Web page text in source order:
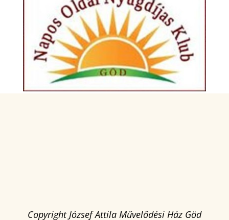
Copyright József Attila Művelődési Ház Göd